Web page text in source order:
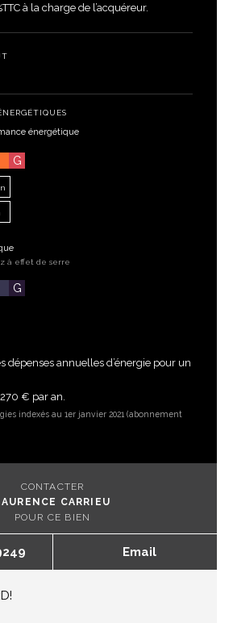
à la charge de l’acquéreur.
énergétique
G
à effet de serre
G
dépenses annuelles d’énergie pour un
€ par an.
indexés au 1er janvier 2021 (abonnement
CONTACTER
CARRIEU
POUR CE BIEN
Email